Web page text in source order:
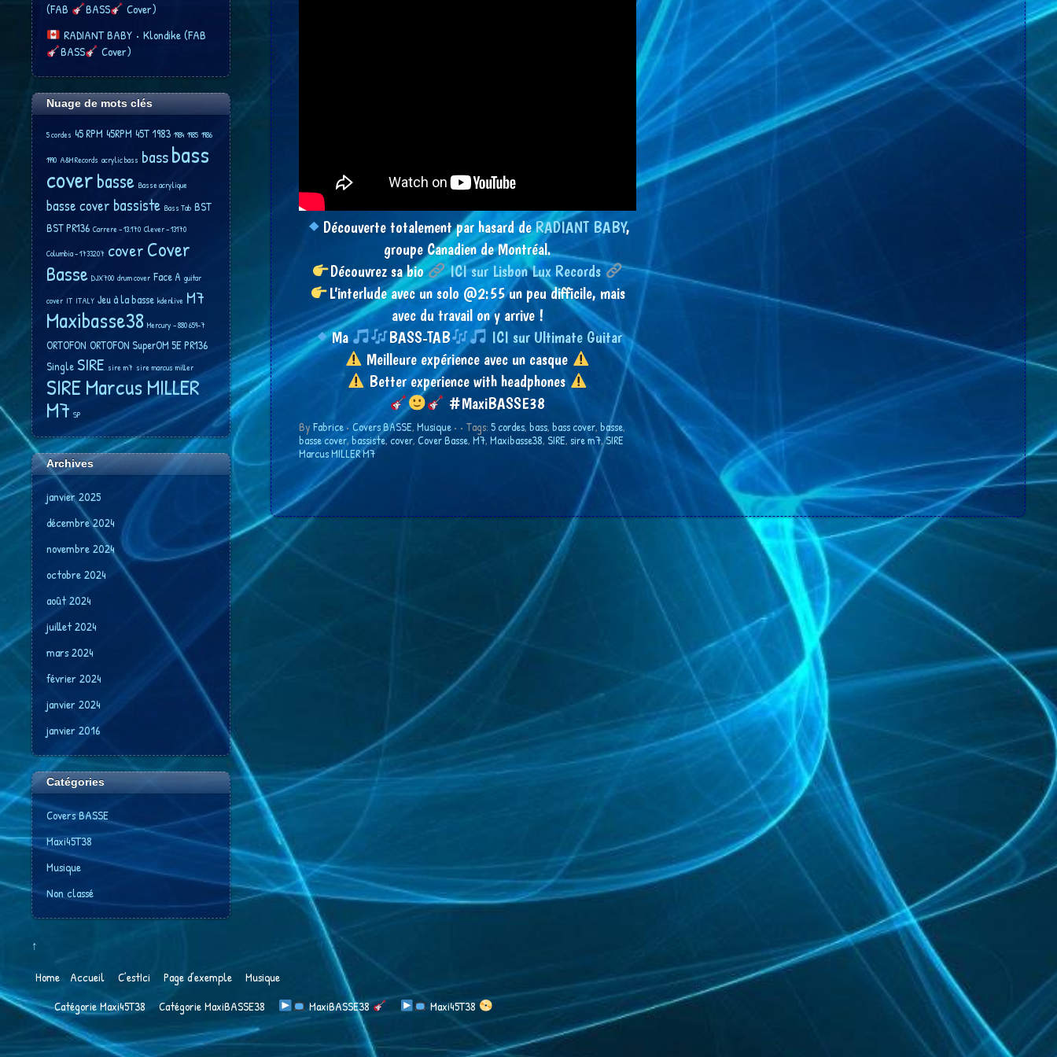
Découverte totalement par hasard deRADIANT BABY,
groupe Canadien de Montréal.
Découvrez sa bio
ICI sur Lisbon Lux Records
L’interlude avec un solo @2:55 un peu difficile, mais
avec du travail on y arrive !
Ma
BASS-TAB
ICI sur Ultimate Guitar
Meilleure expérience avec un casque
Better experience with headphones
#MaxiBASSE38
By Fabrice• Covers BASSE, Musique• • Tags: 5 cordes, bass, bass cover, basse,
basse cover, bassiste,cover, Cover Basse, M7, Maxibasse38, SIRE, sire m7,SIRE
Marcus MILLER M7
(FAB
BASS
Cover)
RADIANT BABY • Klondike (FAB
BASS
Cover)
Nuage de mots clés
5 cordes 45 RPM 45RPM 45T 1983 1984 1985 1986
1990 A&M Records acrylic bass bassbass
coverbasse Basse acrylique
basse cover bassiste Bass Tab BST
BST PR136 Carrere ‎– 13.170 Clever ‎– 13170
Columbia – 1733207 cover Cover
Basse DJX700 drum cover Face A guitar
cover IT ITALY Jeu à la basse kdenlive M7
Maxibasse38 Mercury – 880 659-7
ORTOFON ORTOFON SuperOM 5E PR136
Single SIRE sire m7 sire marcus miller
SIRE Marcus MILLER
M7 SP
Archives
janvier 2025
décembre 2024
novembre 2024
octobre 2024
août 2024
juillet 2024
mars 2024
février 2024
janvier 2024
janvier 2016
Catégories
Covers BASSE
Maxi45T38
Musique
Non classé
↑
Home
Accueil C’estIci Page d’exemple
Musique
Catégorie Maxi45T38
Catégorie MaxiBASSE38 ​ MaxiBASSE38 ​​​ Maxi45T38